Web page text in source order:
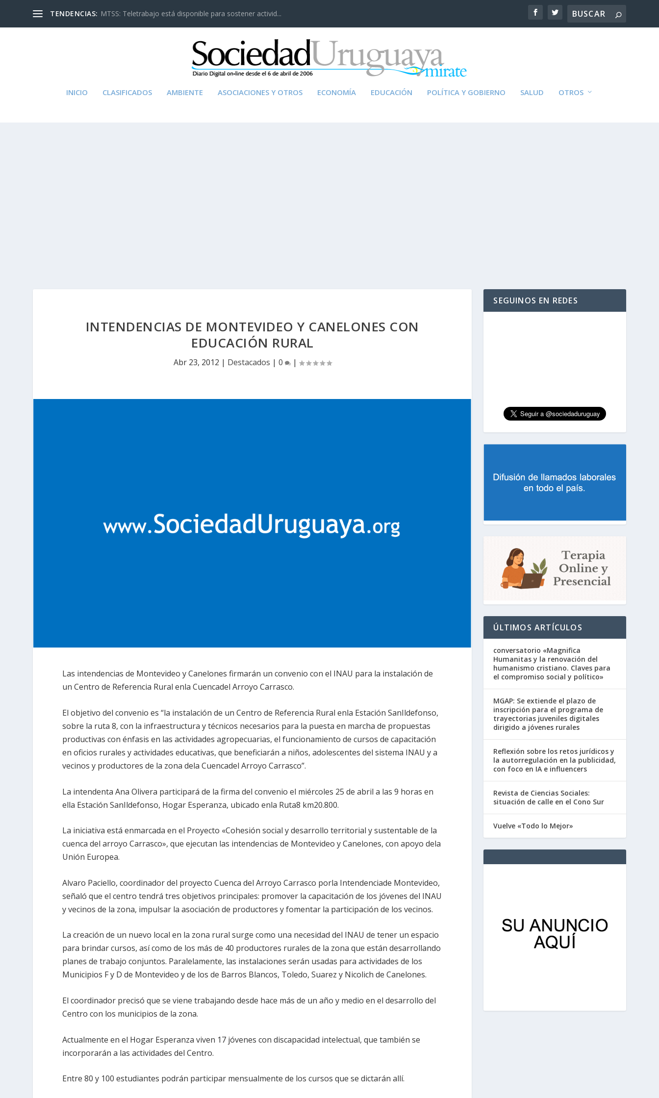
TENDENCIAS: MTSS: Teletrabajo está disponible para sostener activid...
INICIO CLASIFICADOS AMBIENTE ASOCIACIONES Y OTROS ECONOMÍA EDUCACIÓN POLÍTICA Y GOBIERNO SALUD OTROS
INTENDENCIAS DE MONTEVIDEO Y CANELONES CON
EDUCACIÓN RURAL
Abr 23, 2012 | Destacados | 0 |
Las intendencias de Montevideo y Canelones firmarán un convenio con el INAU para la instalación de
un Centro de Referencia Rural enla Cuencadel Arroyo Carrasco.
El objetivo del convenio es “la instalación de un Centro de Referencia Rural enla Estación SanIldefonso,
sobre la ruta 8, con la infraestructura y técnicos necesarios para la puesta en marcha de propuestas
productivas con énfasis en las actividades agropecuarias, el funcionamiento de cursos de capacitación
en oficios rurales y actividades educativas, que beneficiarán a niños, adolescentes del sistema INAU y a
vecinos y productores de la zona dela Cuencadel Arroyo Carrasco”.
La intendenta Ana Olivera participará de la firma del convenio el miércoles 25 de abril a las 9 horas en
ella Estación SanIldefonso, Hogar Esperanza, ubicado enla Ruta8 km20.800.
La iniciativa está enmarcada en el Proyecto «Cohesión social y desarrollo territorial y sustentable de la
cuenca del arroyo Carrasco», que ejecutan las intendencias de Montevideo y Canelones, con apoyo dela
Unión Europea.
Alvaro Paciello, coordinador del proyecto Cuenca del Arroyo Carrasco porla Intendenciade Montevideo,
señaló que el centro tendrá tres objetivos principales: promover la capacitación de los jóvenes del INAU
y vecinos de la zona, impulsar la asociación de productores y fomentar la participación de los vecinos.
La creación de un nuevo local en la zona rural surge como una necesidad del INAU de tener un espacio
para brindar cursos, así como de los más de 40 productores rurales de la zona que están desarrollando
planes de trabajo conjuntos. Paralelamente, las instalaciones serán usadas para actividades de los
Municipios F y D de Montevideo y de los de Barros Blancos, Toledo, Suarez y Nicolich de Canelones.
El coordinador precisó que se viene trabajando desde hace más de un año y medio en el desarrollo del
Centro con los municipios de la zona.
Actualmente en el Hogar Esperanza viven 17 jóvenes con discapacidad intelectual, que también se
incorporarán a las actividades del Centro.
Entre 80 y 100 estudiantes podrán participar mensualmente de los cursos que se dictarán allí.
SEGUINOS EN REDES
ÚLTIMOS ARTÍCULOS
conversatorio «Magnifica
Humanitas y la renovación del
humanismo cristiano. Claves para
el compromiso social y político»
MGAP: Se extiende el plazo de
inscripción para el programa de
trayectorias juveniles digitales
dirigido a jóvenes rurales
Reflexión sobre los retos jurídicos y
la autorregulación en la publicidad,
con foco en IA e influencers
Revista de Ciencias Sociales:
situación de calle en el Cono Sur
Vuelve «Todo lo Mejor»